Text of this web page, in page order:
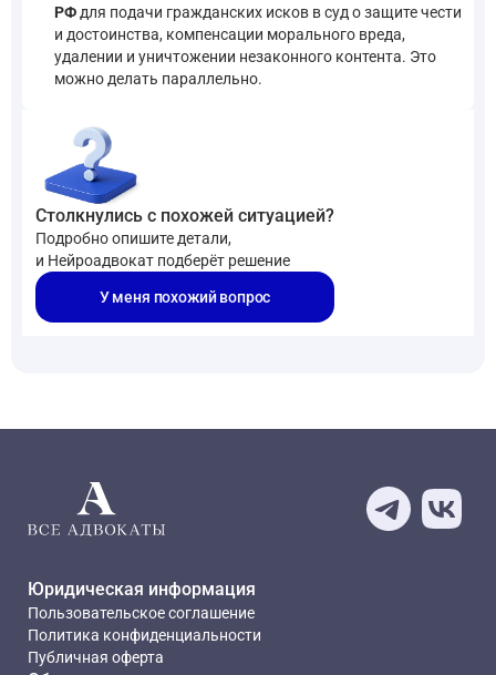
РФ для подачи гражданских исков в суд о защите чести
и достоинства, компенсации морального вреда,
удалении и уничтожении незаконного контента. Это
можно делать параллельно.
Столкнулись с похожей ситуацией?
Подробно опишите детали,
и Нейроадвокат подберёт решение
У меня похожий вопрос
Юридическая информация
Пользовательское соглашение
Политика конфиденциальности
Публичная оферта